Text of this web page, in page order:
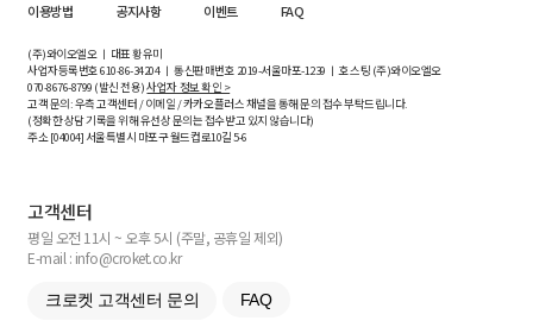
이용방법
공지사항 이벤트 FAQ
(주)와이오엘오 ㅣ 대표 황유미
사업자등록번호610-86-34204ㅣ 통신판매번호 2019-서울마포-1239 ㅣ 호스팅 (주)와이오엘오
070-8676-8799 (발신 전용)사업자 정보 확인 >
고객 문의: 우측 고객센터 / 이메일 / 카카오플러스 채널을 통해 문의 접수 부탁드립니다.
(정확한 상담 기록을 위해 유선상 문의는 접수받고 있지 않습니다)
주소 [04004] 서울특별시 마포구 월드컵로10길5-6
고객센터
평일 오전 11시 ~ 오후 5시 (주말, 공휴일 제외)
E-mail : info@croket.co.kr
크로켓 고객센터 문의 FAQ